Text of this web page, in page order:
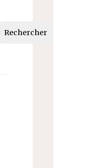
Rechercher